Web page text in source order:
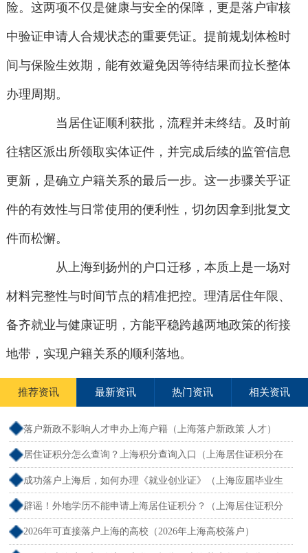
险。这两项不仅是健康与安全的保障，更是落户审核
中验证申请人合规状态的重要凭证。提前规划体检时
间与保险生效期，能有效避免因等待结果而拉长整体
办理周期。
当居住证顺利获批，流程并未终结。及时前
往辖区派出所领取实体证件，并完成后续的监管信息
更新，是确立户籍关系的最后一步。这一步骤关乎证
件的有效性与日常使用的便利性，切勿因拿到批复文
件而松懈。
从上海到扬州的户口迁移，本质上是一场对
材料完整性与时间节点的精准把控。理清居住年限、
备齐就业与健康证明，方能平稳跨越两地政策的衔接
地带，实现户籍关系的顺利落地。
推荐资讯 最新资讯 热门资讯 相关资讯
落户新政不影响人才申办上海户籍（上海落户新政策 人才）
居住证积分怎么查询？上海积分查询入口（上海居住证积分在
哪查）
成功落户上海后，如何办理《就业创业证》（上海应届毕业生
创业落户）
辟谣！外地学历不能申请上海居住证积分？（上海居住证积分
外地大专可以吗）
2026年可直接落户上海的高校（2026年上海高校落户）